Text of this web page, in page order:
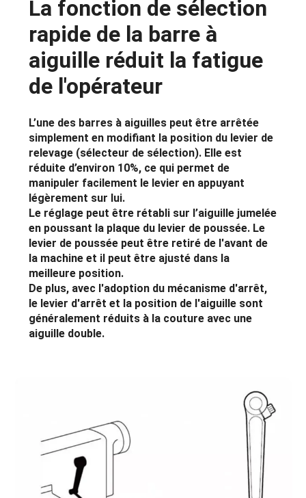
La fonction de sélection
rapide de la barre à
aiguille réduit la fatigue
de l'opérateur
L’une des barres à aiguilles peut être arrêtée
simplement en modifiant la position du levier de
relevage (sélecteur de sélection). Elle est
réduite d’environ 10%, ce qui permet de
manipuler facilement le levier en appuyant
légèrement sur lui.
Le réglage peut être rétabli sur l’aiguille jumelée
en poussant la plaque du levier de poussée. Le
levier de poussée peut être retiré de l'avant de
la machine et il peut être ajusté dans la
meilleure position.
De plus, avec l'adoption du mécanisme d'arrêt,
le levier d'arrêt et la position de l'aiguille sont
généralement réduits à la couture avec une
aiguille double.